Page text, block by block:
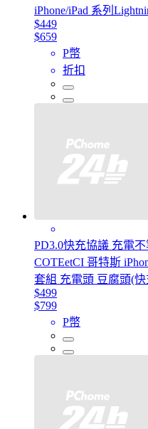
iPhone/iPad 系列
$449
$659
P幣
折扣
PD3.0快充協議 充電
COTEetCI 哥特斯
套組 充電頭 豆腐頭(
$499
$799
P幣